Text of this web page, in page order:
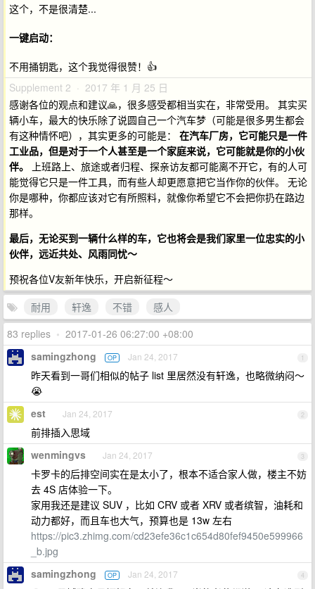
这个，不是很清楚...
一键启动：
不用捅钥匙，这个我觉得很赞！👍
Supplement 2 · 2017 年 1 月 25 日
感谢各位的观点和建议🙏，很多感受都相当实在，非常受用。 其实买
辆小车，最大的快乐除了说圆自己一个汽车梦（可能是很多男生都会
有这种情怀吧），其实更多的可能是： 在汽车厂房，它可能只是一件
工业品，但是对于一个人甚至是一个家庭来说，它可能就是你的小伙
伴。
上班路上、旅途或者归程、探亲访友都可能离不开它，有的人可
能觉得它只是一件工具，而有些人却更愿意把它当作你的伙伴。 无论
你是哪种，你都应该对它有所照料，就像你希望它不会把你扔在路边
那样。
最后，无论买到一辆什么样的车，它也将会是我们家里一位忠实的小
伙伴，远近共处、风雨同忧～
预祝各位V友新年快乐，开启新征程～
耐用
轩逸 不错
感人
83 replies • 2017-01-26 06:27:00 +08:00
1
samingzhong OP Jan 24, 2017
昨天看到一哥们相似的帖子 list 里居然没有轩逸，也略微纳闷～
😭
2
est Jan 24, 2017
前排插入思域
3
wenmingvs Jan 24, 2017
卡罗卡的后排空间实在是太小了，根本不适合家人做，楼主不妨
去 4S 店体验一下。
家用我还是建议 SUV ，比如 CRV 或者 XRV 或者缤智，油耗和
动力都好，而且车也大气，预算也是 13w 左右
https://pic3.zhimg.com/cd23efe36c1c654d80fef9450e599966
_b.jpg
4
samingzhong OP Jan 24, 2017